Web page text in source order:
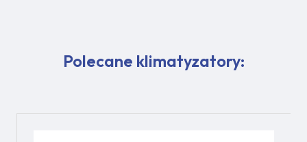
Polecane klimatyzatory: